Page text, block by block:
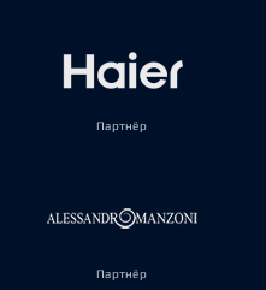
Партнёр
Партнёр